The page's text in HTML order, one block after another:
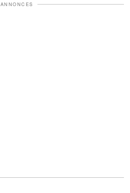
ANNONCES